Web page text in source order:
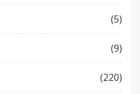
(5)
(9)
(220)